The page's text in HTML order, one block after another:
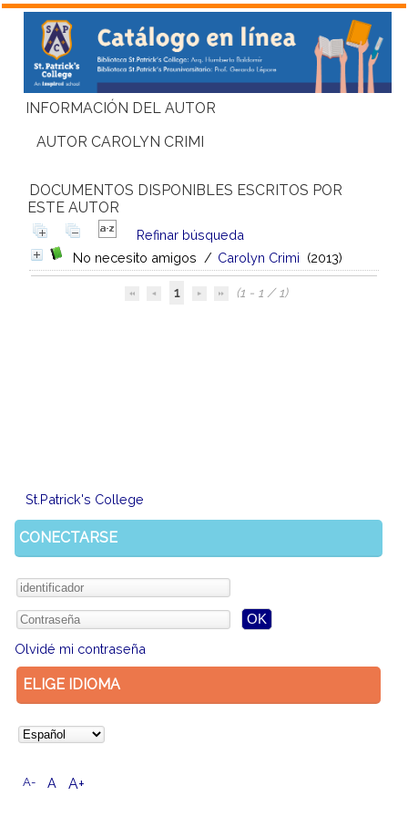
INFORMACIÓN DEL AUTOR
AUTOR CAROLYN CRIMI
DOCUMENTOS DISPONIBLES ESCRITOS POR
ESTE AUTOR
Refinar búsqueda
No necesito amigos / Carolyn Crimi (2013)
1 (1 - 1 / 1)
St.Patrick's College
A- A A+
ELIGE IDIOMA
CONECTARSE
Olvidé mi contraseña